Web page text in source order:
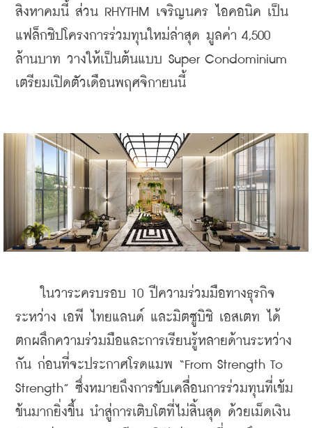
สิงหาคมนี้ ส่วน RHYTHM เจริญนคร ไอคอนิค เป็น
แฟล็กชิปโครงการร่วมทุนใหม่ล่าสุด มูลค่า 4,500
ล้านบาท วางให้เป็นต้นแบบ Super Condominium
เตรียมเปิดตัวเดือนพฤศจิกายนนี้
ในวาระครบรอบ 10 ปีความร่วมมือทางธุรกิจ
ระหว่าง เอพี ไทยแลนด์ และมิตซูบิชิ เอสเตท ได้
ตกผลึกความร่วมมือและการเรียนรู้หลายด้านระหว่าง
กัน ก่อนที่จะประกาศโรดแมพ “From Strength To
Strength” ซึ่งหมายถึงการขับเคลื่อนการร่วมทุนที่เข้ม
ข้นมากยิ่งขึ้น นำสู่การเติบโตที่ไม่สิ้นสุด ด้วยเม็ดเงิน